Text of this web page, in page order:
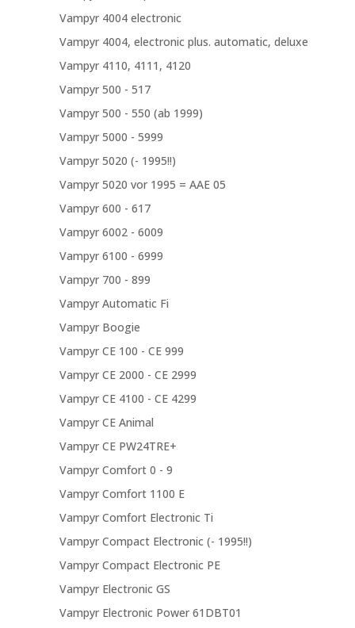
Vampyr 4004 electronic
Vampyr 4004, electronic plus. automatic, deluxe
Vampyr 4110, 4111, 4120
Vampyr 500 - 517
Vampyr 500 - 550 (ab 1999)
Vampyr 5000 - 5999
Vampyr 5020 (- 1995!!)
Vampyr 5020 vor 1995 = AAE 05
Vampyr 600 - 617
Vampyr 6002 - 6009
Vampyr 6100 - 6999
Vampyr 700 - 899
Vampyr Automatic Fi
Vampyr Boogie
Vampyr CE 100 - CE 999
Vampyr CE 2000 - CE 2999
Vampyr CE 4100 - CE 4299
Vampyr CE Animal
Vampyr CE PW24TRE+
Vampyr Comfort 0 - 9
Vampyr Comfort 1100 E
Vampyr Comfort Electronic Ti
Vampyr Compact Electronic (- 1995!!)
Vampyr Compact Electronic PE
Vampyr Electronic GS
Vampyr Electronic Power 61DBT01